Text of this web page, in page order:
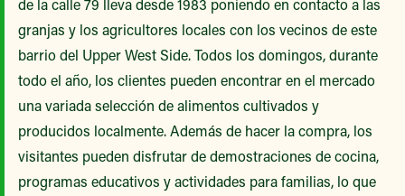
de la calle 79 lleva desde 1983 poniendo en contacto a las
granjas y los agricultores locales con los vecinos de este
barrio del Upper West Side. Todos los domingos, durante
todo el año, los clientes pueden encontrar en el mercado
una variada selección de alimentos cultivados y
producidos localmente. Además de hacer la compra, los
visitantes pueden disfrutar de demostraciones de cocina,
programas educativos y actividades para familias, lo que